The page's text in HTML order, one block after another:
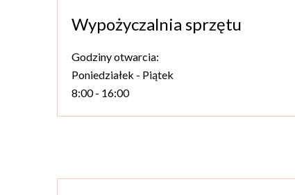
Wypożyczalnia sprzętu
Godziny otwarcia:
Poniedziałek - Piątek
8:00 - 16:00